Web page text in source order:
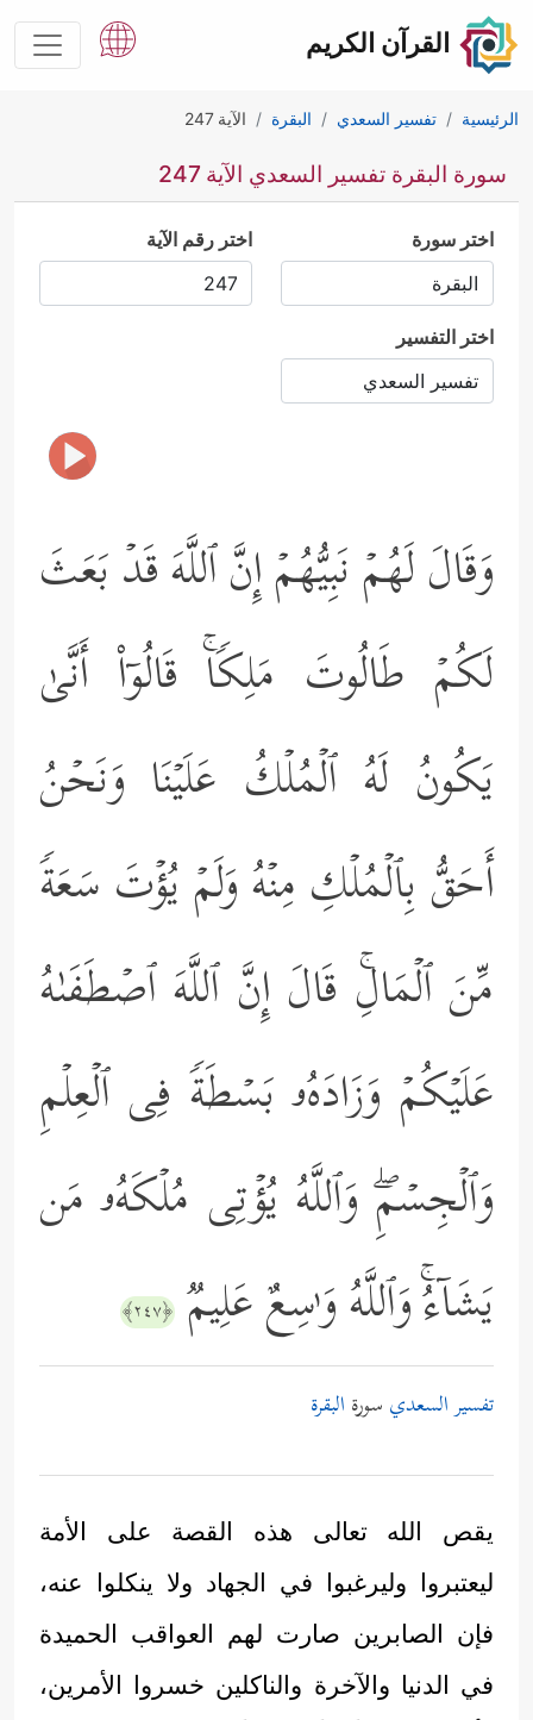
القرآن الكريم
الرئيسية تفسير السعدي البقرة الآية 247
سورة البقرة تفسير السعدي الآية 247
اختر سورة اختر رقم الآية
اختر التفسير
وَقَالَ لَهُمۡ نَبِیُّهُمۡ إِنَّ ٱللَّهَ قَدۡ بَعَثَ
لَكُمۡ طَالُوتَ مَلِكࣰاۚ قَالُوۤاْ أَنَّىٰ
یَكُونُ لَهُ ٱلۡمُلۡكُ عَلَیۡنَا وَنَحۡنُ
أَحَقُّ بِٱلۡمُلۡكِ مِنۡهُ وَلَمۡ یُؤۡتَ سَعَةࣰ
مِّنَ ٱلۡمَالِۚ قَالَ إِنَّ ٱللَّهَ ٱصۡطَفَىٰهُ
عَلَیۡكُمۡ وَزَادَهُۥ بَسۡطَةࣰ فِی ٱلۡعِلۡمِ
وَٱلۡجِسۡمِۖ وَٱللَّهُ یُؤۡتِی مُلۡكَهُۥ مَن
یَشَاۤءُۚ وَٱللَّهُ وَ ٰ⁠سِعٌ عَلِیمࣱ ﴿٢٤٧﴾
تفسير السعدي سورة البقرة
يقص الله تعالى هذه القصة على الأمة
ليعتبروا وليرغبوا في الجهاد ولا ينكلوا عنه،
فإن الصابرين صارت لهم العواقب الحميدة
في الدنيا والآخرة والناكلين خسروا الأمرين،